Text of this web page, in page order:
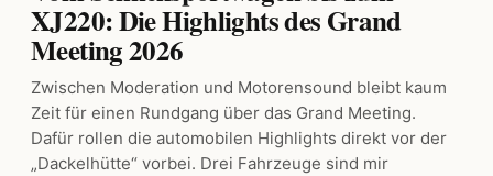
XJ220: Die Highlights des Grand
Meeting 2026
Zwischen Moderation und Motorensound bleibt kaum
Zeit für einen Rundgang über das Grand Meeting.
Dafür rollen die automobilen Highlights direkt vor der
„Dackelhütte“ vorbei. Drei Fahrzeuge sind mir